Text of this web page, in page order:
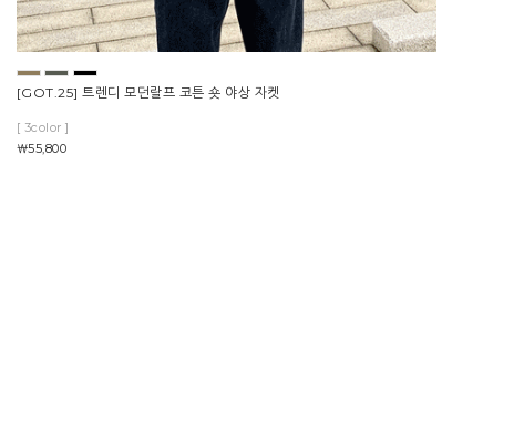
[GOT.25] 트렌디 모던랄프 코튼 숏 야상 자켓
[ 3color ]
￦55,800